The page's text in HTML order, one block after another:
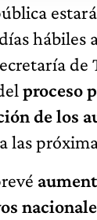
hábiles
de
proceso
de los
las